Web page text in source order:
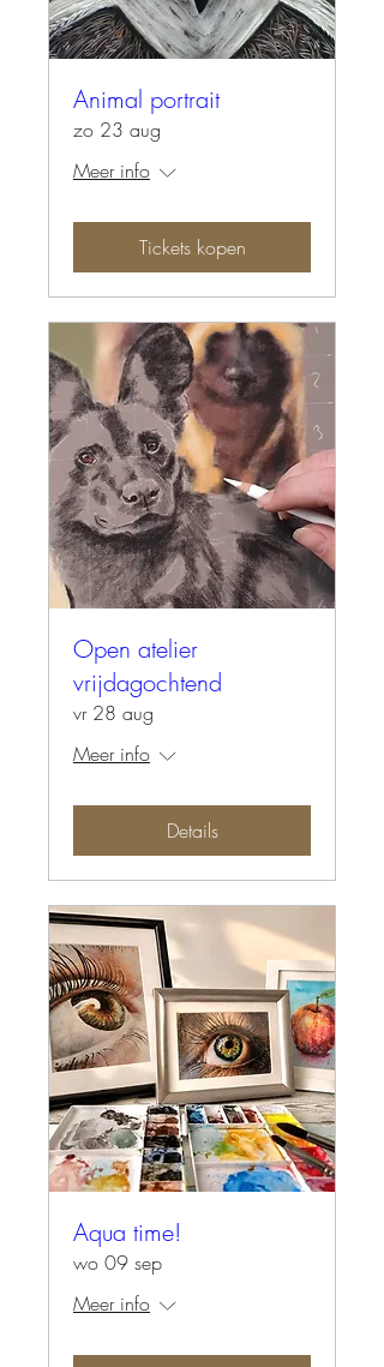
Animal portrait
zo 23 aug
Meer info
Tickets kopen
Open atelier
vrijdagochtend
vr 28 aug
Meer info
Details
Aqua time!
wo 09 sep
Meer info